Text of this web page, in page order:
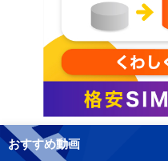
おすすめ動画